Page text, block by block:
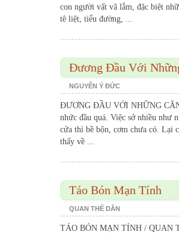
con người vất vã lắm, đặc biệt
tê liệt, tiểu đường, ...
Đương Đầu Với
NGUYỄN Ý ĐỨC
ĐƯƠNG ĐẦU VỚI NHỮNG
nhức đầu quá. Việc sở nhiều như
cửa thì bề bộn, cơm chưa có. Lại
thấy về ...
Táo Bón Mạn Tính
QUAN THẾ DÂN
TÁO BÓN MẠN TÍNH / QUAN